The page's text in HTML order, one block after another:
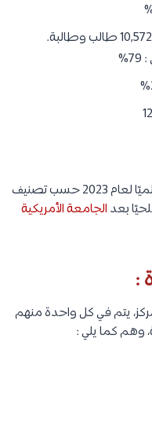
احتلت جامعة القاهر المركز 551 – 560 عالميًا لعام 2023 حسب تصنيف
الجامعة الأمريكية
:
ومعهد ومركز، يتم في كل واحدة منهم
وهم كما يلي :